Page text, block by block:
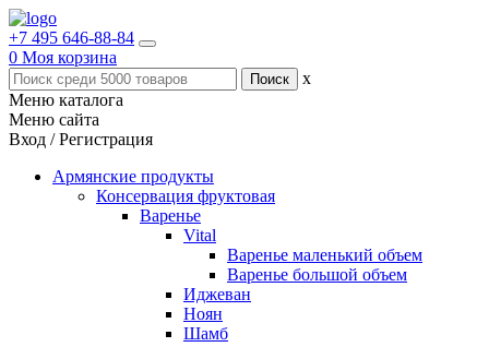
+7 495 646-88-84
0 Моя корзина
x
Меню каталога
Меню сайта
Вход / Регистрация
Армянские продукты
Консервация фруктовая
Варенье
Vital
Варенье маленький объем
Варенье большой объем
Иджеван
Ноян
Шамб